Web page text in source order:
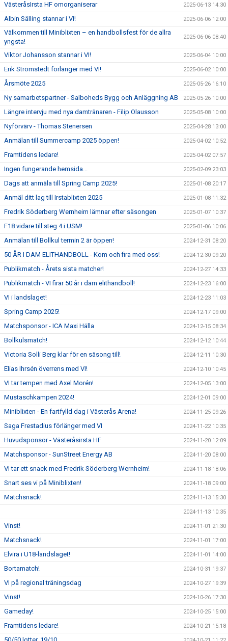
VästeråsIrsta HF omorganiserar 2025-06-13 14:30
Albin Sälling stannar i VI! 2025-06-06 12:00
Välkommen till Miniblixten – en handbollsfest för de allra
yngsta!
2025-06-06 08:40
Viktor Johansson stannar i VI! 2025-06-04 10:00
Erik Strömstedt förlänger med VI! 2025-06-02 10:00
Årsmöte 2025 2025-05-26 16:10
Ny samarbetspartner - Salboheds Bygg och Anläggning AB 2025-05-26 10:00
Längre intervju med nya damtränaren - Filip Olausson 2025-05-08 10:00
Nyförvärv - Thomas Stenersen 2025-04-28 13:00
Anmälan till Summercamp 2025 öppen! 2025-04-02 10:52
Framtidens ledare! 2025-04-02 07:57
Ingen fungerande hemsida... 2025-02-09 23:03
Dags att anmäla till Spring Camp 2025! 2025-01-08 20:17
Anmäl ditt lag till Irstablixten 2025 2025-01-08 11:32
Fredrik Söderberg Wernheim lämnar efter säsongen 2025-01-07 10:37
F18 vidare till steg 4 i USM! 2025-01-06 10:06
Anmälan till Bollkul termin 2 är öppen! 2024-12-31 08:20
50 ÅR I DAM ELITHANDBOLL - Kom och fira med oss! 2024-12-30 09:20
Publikmatch - Årets sista matcher! 2024-12-27 14:33
Publikmatch - VI firar 50 år i dam elithandboll! 2024-12-23 16:00
VI i landslaget! 2024-12-23 11:03
Spring Camp 2025! 2024-12-17 09:00
Matchsponsor - ICA Maxi Hälla 2024-12-15 08:34
Bollkulsmatch! 2024-12-12 10:44
Victoria Solli Berg klar för en säsong till! 2024-12-11 10:30
Elias Ihrsén överrens med VI! 2024-12-10 10:45
VI tar tempen med Axel Morén! 2024-12-05 13:00
Mustaschkampen 2024! 2024-12-01 09:00
Miniblixten - En fartfylld dag i Västerås Arena! 2024-11-25 09:26
Saga Frestadius förlänger med VI 2024-11-22 10:35
Huvudsponsor - Västeråsirsta HF 2024-11-20 12:09
Matchsponsor - SunStreet Energy AB 2024-11-20 08:00
VI tar ett snack med Fredrik Söderberg Wernheim! 2024-11-18 18:06
Snart ses vi på Miniblixten! 2024-11-18 09:00
Matchsnack! 2024-11-13 15:30
2024-11-13 10:35
Vinst! 2024-11-01 21:30
Matchsnack! 2024-11-01 17:00
Elvira i U18-landslaget! 2024-11-01 14:00
Bortamatch! 2024-10-31 19:37
VI på regional träningsdag 2024-10-27 19:39
Vinst! 2024-10-26 17:30
Gameday! 2024-10-25 15:00
Framtidens ledare! 2024-10-21 15:18